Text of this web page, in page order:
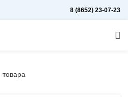
8 (8652) 23-07-23